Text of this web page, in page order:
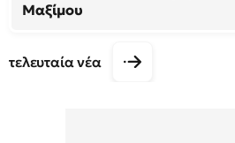
Μαξίμου
τελευταία νέα